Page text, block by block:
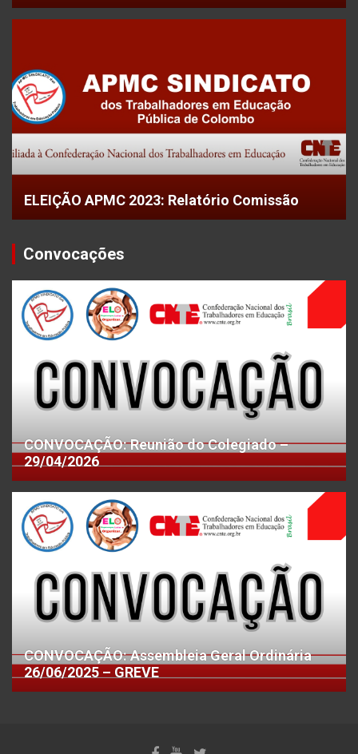
ELEIÇÃO APMC 2023: Relatório Comissão
Convocações
CONVOCAÇÃO: Reunião do Colegiado –
29/04/2026
CONVOCAÇÃO: Assembleia Geral Ordinária
26/06/2025 – GREVE